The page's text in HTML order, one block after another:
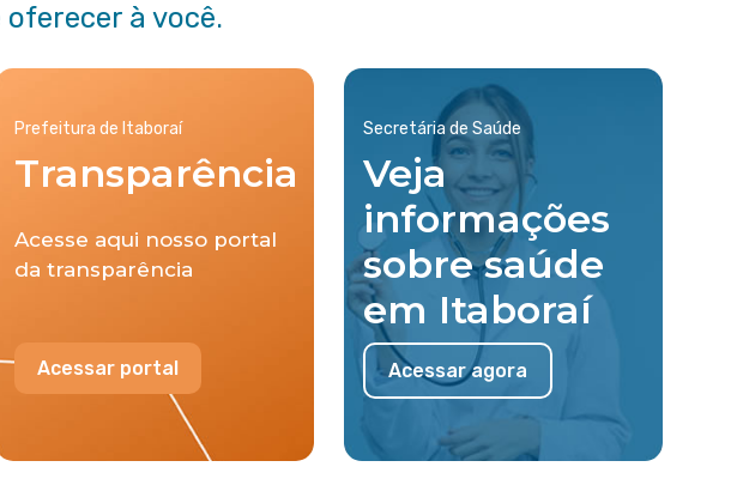
à você.
Prefeitura de Itaboraí
Transparência
Acesse aqui nosso portal
da transparência
Acessar portal
Secretária de Saúde
Veja
informações
sobre saúde
em Itaboraí
Acessar agora